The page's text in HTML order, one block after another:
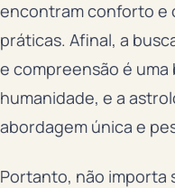
encontram conforto e
práticas. Afinal, a
e compreensão é
humanidade, e a
abordagem única e
Portanto, não importa